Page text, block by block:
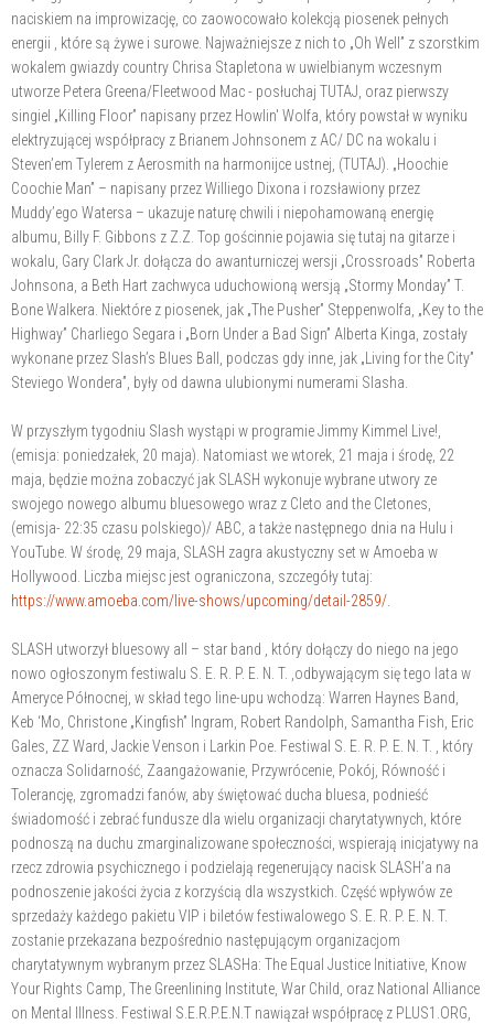
naciskiem na improwizację, co zaowocowało kolekcją piosenek pełnych
energii , które są żywe i surowe. Najważniejsze z nich to „Oh Well” z szorstkim
wokalem gwiazdy country Chrisa Stapletona w uwielbianym wczesnym
utworze Petera Greena/Fleetwood Mac - posłuchaj TUTAJ, oraz pierwszy
singiel „Killing Floor” napisany przez Howlin' Wolfa, który powstał w wyniku
elektryzującej współpracy z Brianem Johnsonem z AC/ DC na wokalu i
Steven’em Tylerem z Aerosmith na harmonijce ustnej, (TUTAJ). „Hoochie
Coochie Man” – napisany przez Williego Dixona i rozsławiony przez
Muddy’ego Watersa – ukazuje naturę chwili i niepohamowaną energię
albumu, Billy F. Gibbons z Z.Z. Top gościnnie pojawia się tutaj na gitarze i
wokalu, Gary Clark Jr. dołącza do awanturniczej wersji „Crossroads” Roberta
Johnsona, a Beth Hart zachwyca uduchowioną wersją „Stormy Monday” T.
Bone Walkera. Niektóre z piosenek, jak „The Pusher” Steppenwolfa, „Key to the
Highway” Charliego Segara i „Born Under a Bad Sign” Alberta Kinga, zostały
wykonane przez Slash’s Blues Ball, podczas gdy inne, jak „Living for the City”
Steviego Wondera”, były od dawna ulubionymi numerami Slasha.
W przyszłym tygodniu Slash wystąpi w programie Jimmy Kimmel Live!,
(emisja: poniedzałek, 20 maja). Natomiast we wtorek, 21 maja i środę, 22
maja, będzie można zobaczyć jak SLASH wykonuje wybrane utwory ze
swojego nowego albumu bluesowego wraz z Cleto and the Cletones,
(emisja- 22:35 czasu polskiego)/ ABC, a także następnego dnia na Hulu i
YouTube. W środę, 29 maja, SLASH zagra akustyczny set w Amoeba w
Hollywood. Liczba miejsc jest ograniczona, szczegóły tutaj:
https://www.amoeba.com/live-shows/upcoming/detail-2859/.
SLASH utworzył bluesowy all – star band , który dołączy do niego na jego
nowo ogłoszonym festiwalu S. E. R. P. E. N. T. ,odbywającym się tego lata w
Ameryce Północnej, w skład tego line-upu wchodzą: Warren Haynes Band,
Keb ‘Mo, Christone „Kingfish” Ingram, Robert Randolph, Samantha Fish, Eric
Gales, ZZ Ward, Jackie Venson i Larkin Poe. Festiwal S. E. R. P. E. N. T. , który
oznacza Solidarność, Zaangażowanie, Przywrócenie, Pokój, Równość i
Tolerancję, zgromadzi fanów, aby świętować ducha bluesa, podnieść
świadomość i zebrać fundusze dla wielu organizacji charytatywnych, które
podnoszą na duchu zmarginalizowane społeczności, wspierają inicjatywy na
rzecz zdrowia psychicznego i podzielają regenerujący nacisk SLASH’a na
podnoszenie jakości życia z korzyścią dla wszystkich. Część wpływów ze
sprzedaży każdego pakietu VIP i biletów festiwalowego S. E. R. P. E. N. T.
zostanie przekazana bezpośrednio następującym organizacjom
charytatywnym wybranym przez SLASHa: The Equal Justice Initiative, Know
Your Rights Camp, The Greenlining Institute, War Child, oraz National Alliance
on Mental Illness. Festiwal S.E.R.P.E.N.T nawiązał współpracę z PLUS1.ORG,